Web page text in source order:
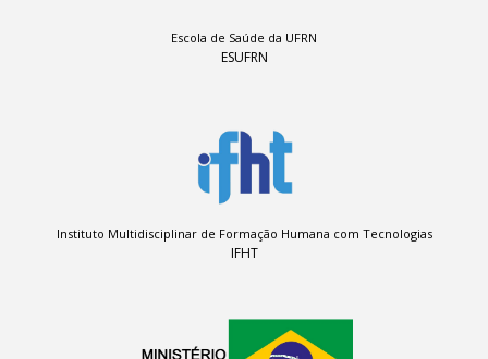
Escola de Saúde da UFRN
ESUFRN
Instituto Multidisciplinar de Formação Humana com Tecnologias
IFHT